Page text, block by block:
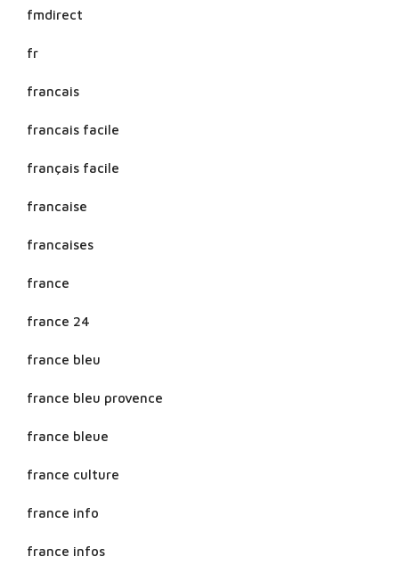
fmdirect
fr
francais
francais facile
français facile
francaise
francaises
france
france 24
france bleu
france bleu provence
france bleue
france culture
france info
france infos